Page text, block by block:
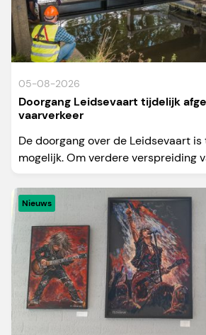
05-08-2026
Doorgang Leidsevaart tijdelijk
vaarverkeer
De doorgang over de Leidsevaart
mogelijk. Om verdere verspreiding
Nieuws